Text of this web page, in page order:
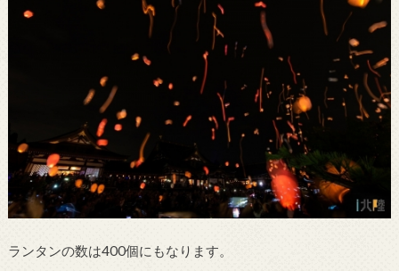
ランタンの数は400個にもなります。